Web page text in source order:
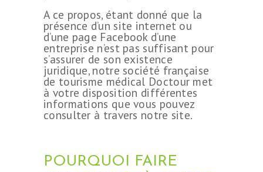
A ce propos, étant donné que la
présence d’un site internet ou
d’une page Facebook d’une
entreprise n’est pas suffisant pour
s’assurer de son existence
juridique, notre société française
de tourisme médical Doctour met
à votre disposition différentes
informations que vous pouvez
consulter à travers notre site.
POURQUOI FAIRE